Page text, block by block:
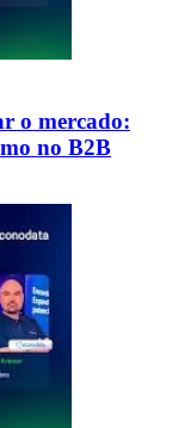
o mercado:
no B2B